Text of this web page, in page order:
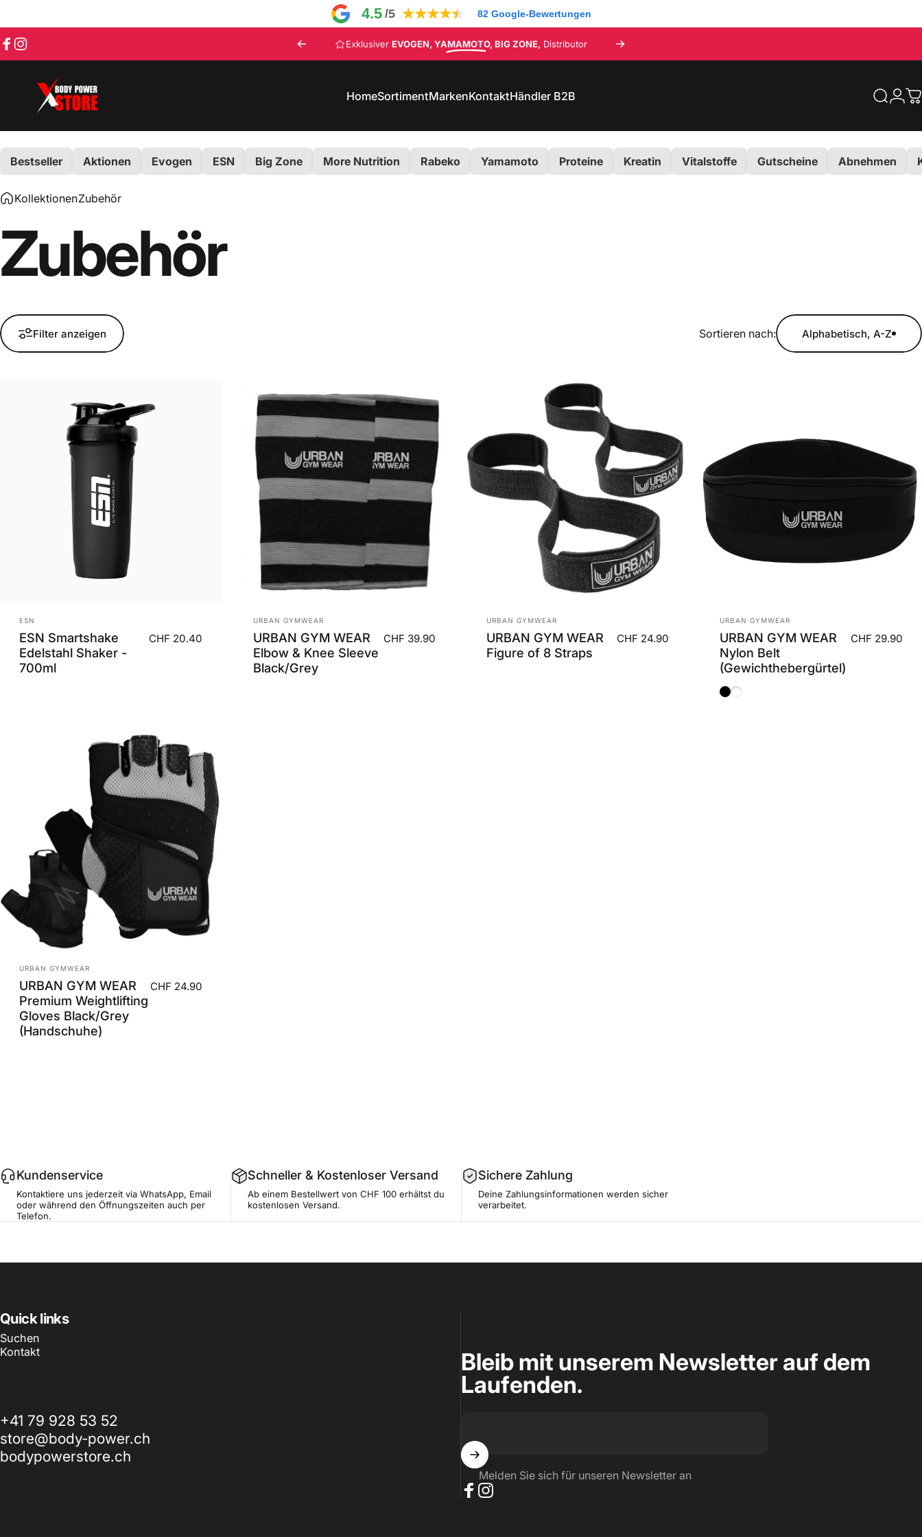
4.5 /5 ★★★★★ 82 Google-Bewertungen
Exklusiver EVOGEN, YAMAMOTO, BIG ZONE, Distributor
Body Power Store HomeSortimentMarkenKontaktHändler B2B Suche
Bestseller Aktionen Evogen ESN Big Zone More Nutrition Rabeko Yamamoto Proteine Kreatin Vitalstoffe Gutscheine Abnehmen
KollektionenZubehör
Zubehör
Filter anzeigen Sortieren nach: Alphabetisch, A-Z
Anbieter:
ESN
ESN Smartshake
Edelstahl Shaker -
700ml
CHF 20.40
Anbieter:
URBAN GYMWEAR
URBAN GYM WEAR
Elbow & Knee Sleeve
Black/Grey
CHF 39.90
Anbieter:
URBAN GYMWEAR
URBAN GYM WEAR
Figure of 8 Straps
CHF 24.90
Anbieter:
URBAN GYMWEAR
URBAN GYM WEAR
Nylon Belt
(Gewichthebergürtel)
CHF 29.90
BlackGrey Camo
Anbieter:
URBAN GYMWEAR
URBAN GYM WEAR
Premium Weightlifting
Gloves Black/Grey
(Handschuhe)
CHF 24.90
Kundenservice
Kontaktiere uns jederzeit via WhatsApp, Email
oder während den Öffnungszeiten auch per
Telefon.
Schneller & Kostenloser Versand
Ab einem Bestellwert von CHF 100 erhältst du
kostenlosen Versand.
Sichere Zahlung
Deine Zahlungsinformationen werden sicher
verarbeitet.
Quick links
Suchen
Kontakt
+41 79 928 53 52
store@body-power.ch
bodypowerstore.ch
Bleib mit unserem Newsletter auf dem
Laufenden.
Melden Sie sich für unseren Newsletter an